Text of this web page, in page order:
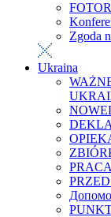
Zgoda
Ukraina